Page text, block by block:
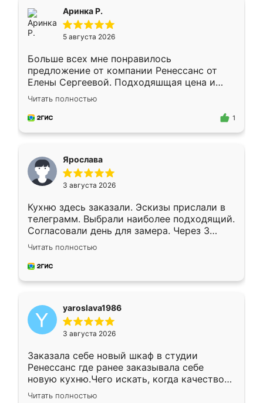
Аринка Р.
5 августа 2026
Больше всех мне понравилось
предложение от компании Ренессанс от
Елены Сергеевой. Подходяшщая цена и
короткие сроки изготовления. Приехавший
для замера сотрудник Владислав
предложил по моему эскизу самый
Читать полностью
1
Ярослава
3 августа 2026
Кухню здесь заказали. Эскизы прислали в
телеграмм. Выбрали наиболее подходящий.
Согласовали день для замера. Через 3
недели кухня была уже готова. Остались
довольны работой. Спасибо Ренессанс
мебель за качественную работу!
Читать полностью
yaroslava1986
3 августа 2026
Заказала себе новый шкаф в студии
Ренессанс где ранее заказывала себе
новую кухню.Чего искать, когда качеством
вполне довольна. Служит кухня уже почти
Читать полностью